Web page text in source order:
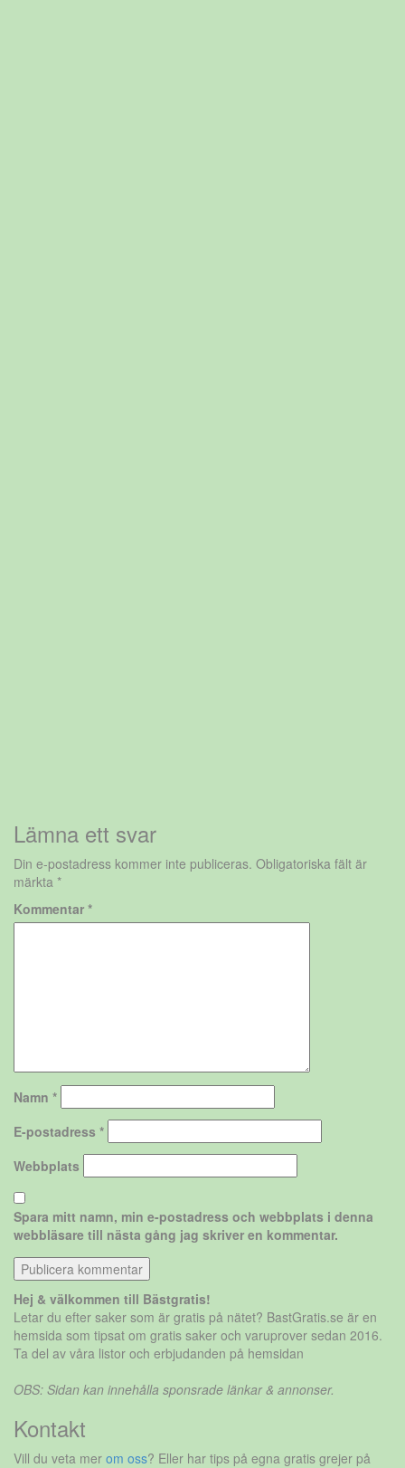
Lämna ett svar
Din e-postadress kommer inte publiceras. Obligatoriska fält är
märkta *
Kommentar *
Namn *
E-postadress *
Webbplats
Spara mitt namn, min e-postadress och webbplats i denna
webbläsare till nästa gång jag skriver en kommentar.
Hej & välkommen till Bästgratis!
Letar du efter saker som är gratis på nätet? BastGratis.se är en
hemsida som tipsat om gratis saker och varuprover sedan 2016.
Ta del av våra listor och erbjudanden på hemsidan
OBS: Sidan kan innehålla sponsrade länkar & annonser.
Kontakt
Vill du veta mer om oss? Eller har tips på egna gratis grejer på